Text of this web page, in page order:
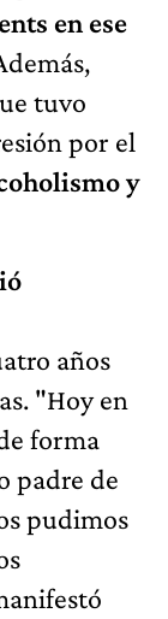
en ese
tuvo
por el
y
años
"Hoy en
forma
padre de
pudimos